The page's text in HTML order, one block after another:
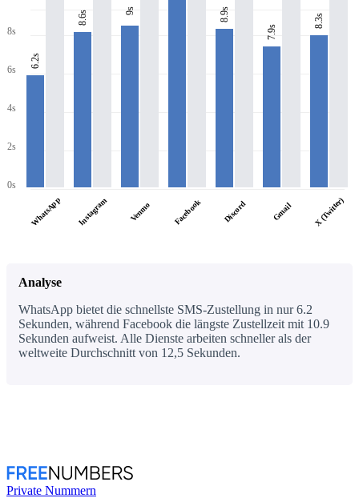
8s
6s
4s
2s
0s
6.2s
WhatsApp
8.6s
Instagram
9s
Venmo Facebook
8.9s
Discord
7.9s
Gmail
8.3s
X (Twitter)
Analyse
WhatsApp bietet die schnellste SMS-Zustellung in nur 6.2
Sekunden, während Facebook die längste Zustellzeit mit 10.9
Sekunden aufweist. Alle Dienste arbeiten schneller als der
weltweite Durchschnitt von 12,5 Sekunden.
Private Nummern